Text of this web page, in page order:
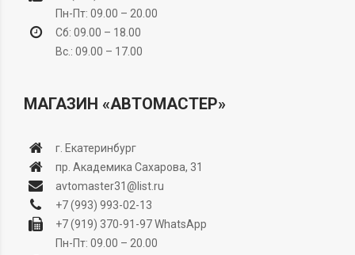
Пн-Пт: 09.00 – 20.00
Сб: 09.00 – 18.00
Вс.: 09.00 – 17.00
МАГАЗИН «АВТОМАСТЕР»
г. Екатеринбург
пр. Академика Сахарова, 31
avtomaster31@list.ru
+7 (993) 993-02-13
+7 (919) 370-91-97WhatsApp
Пн-Пт: 09.00 – 20.00